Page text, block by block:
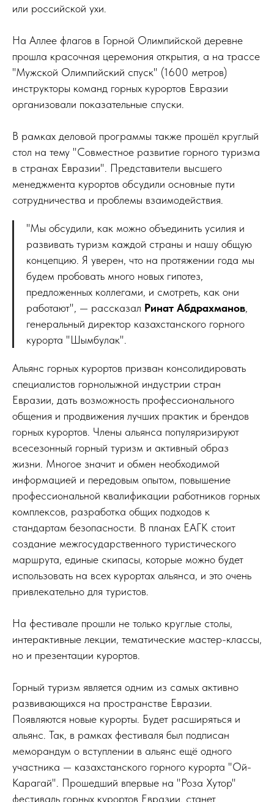
или российской ухи.
На Аллее флагов в Горной Олимпийской деревне
прошла красочная церемония открытия, а на трассе
"Мужской Олимпийский спуск" (1600 метров)
инструкторы команд горных курортов Евразии
организовали показательные спуски.
В рамках деловой программы также прошёл круглый
стол на тему "Совместное развитие горного туризма
в странах Евразии". Представители высшего
менеджмента курортов обсудили основные пути
сотрудничества и проблемы взаимодействия.
"Мы обсудили, как можно объединить усилия и
развивать туризм каждой страны и нашу общую
концепцию. Я уверен, что на протяжении года мы
будем пробовать много новых гипотез,
предложенных коллегами, и смотреть, как они
работают", — рассказал Ринат Абдрахманов,
генеральный директор казахстанского горного
курорта "Шымбулак".
Альянс горных курортов призван консолидировать
специалистов горнолыжной индустрии стран
Евразии, дать возможность профессионального
общения и продвижения лучших практик и брендов
горных курортов. Члены альянса популяризируют
всесезонный горный туризм и активный образ
жизни. Многое значит и обмен необходимой
информацией и передовым опытом, повышение
профессиональной квалификации работников горных
комплексов, разработка общих подходов к
стандартам безопасности. В планах ЕАГК стоит
создание межгосударственного туристического
маршрута, единые скипасы, которые можно будет
использовать на всех курортах альянса, и это очень
привлекательно для туристов.
На фестивале прошли не только круглые столы,
интерактивные лекции, тематические мастер-классы,
но и презентации курортов.
Горный туризм является одним из самых активно
развивающихся на пространстве Евразии.
Появляются новые курорты. Будет расширяться и
альянс. Так, в рамках фестиваля был подписан
меморандум о вступлении в альянс ещё одного
участника — казахстанского горного курорта "Ой-
Карагай". Прошедший впервые на "Роза Хутор"
фестиваль горных курортов Евразии, станет